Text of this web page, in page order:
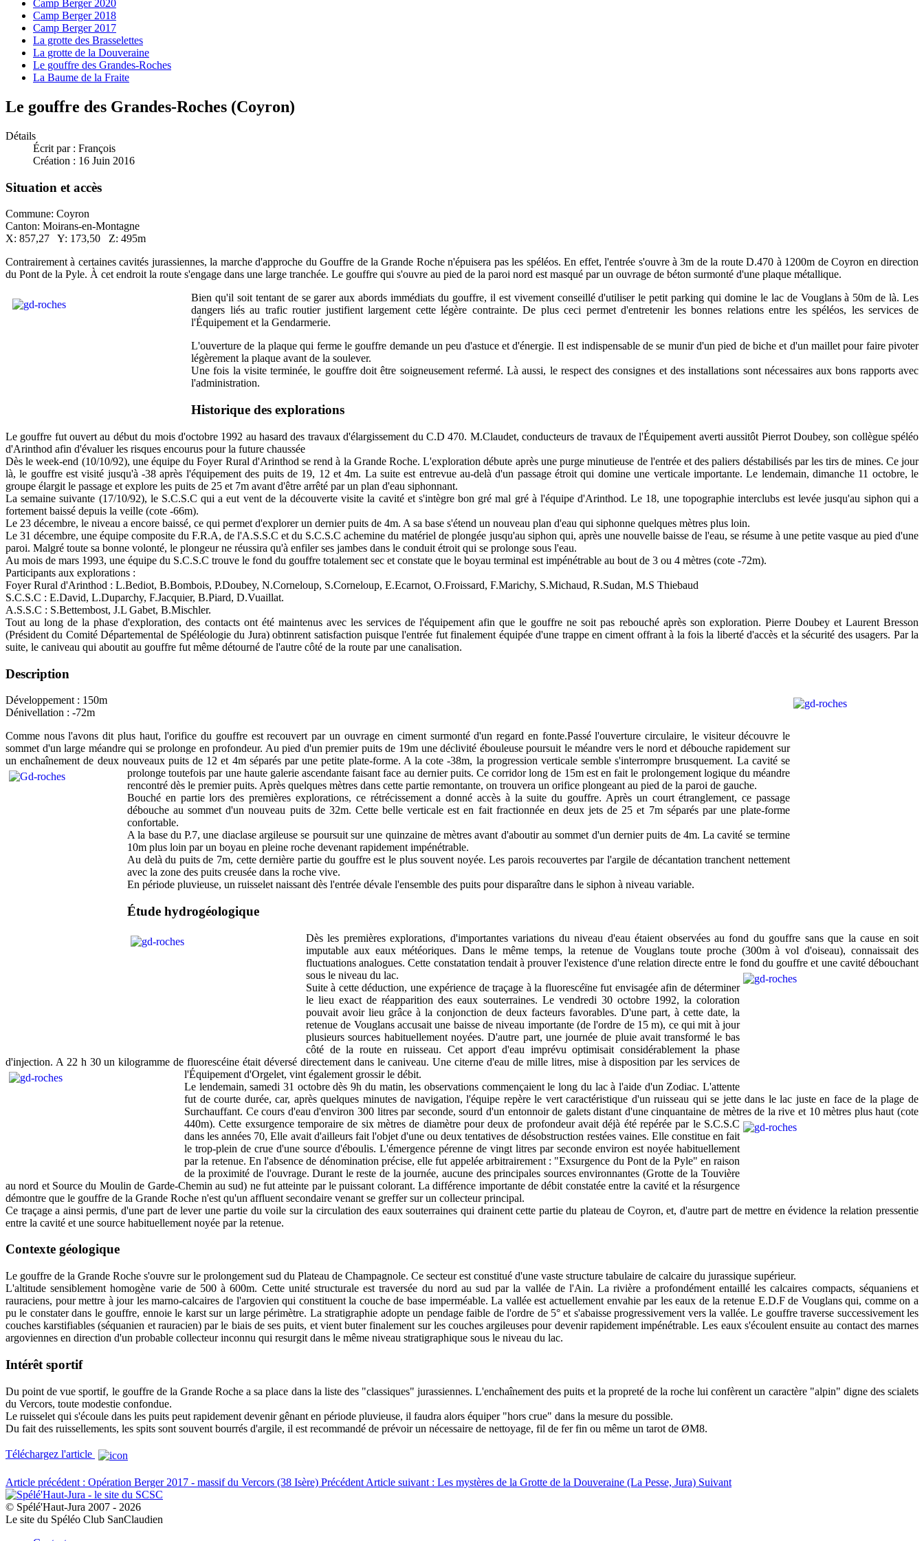
Camp Berger 2020
Camp Berger 2018
Camp Berger 2017
La grotte des Brasselettes
La grotte de la Douveraine
Le gouffre des Grandes-Roches
La Baume de la Fraite
Le gouffre des Grandes-Roches (Coyron)
Détails
Écrit par : François
Création : 16 Juin 2016
Situation et accès
Commune: Coyron
Canton: Moirans-en-Montagne
X: 857,27 Y: 173,50 Z: 495m
Contrairement à certaines cavités jurassiennes, la marche d'approche du Gouffre de la Grande Roche n'épuisera pas les spéléos. En effet, l'entrée s'ouvre à 3m de la route D.470 à 1200m de Coyron en direction
du Pont de la Pyle. À cet endroit la route s'engage dans une large tranchée. Le gouffre qui s'ouvre au pied de la paroi nord est masqué par un ouvrage de béton surmonté d'une plaque métallique.
Bien qu'il soit tentant de se garer aux abords immédiats du gouffre, il est vivement conseillé d'utiliser le petit parking qui domine le lac de Vouglans à 50m de là. Les
dangers liés au trafic routier justifient largement cette légère contrainte. De plus ceci permet d'entretenir les bonnes relations entre les spéléos, les services de
l'Équipement et la Gendarmerie.
L'ouverture de la plaque qui ferme le gouffre demande un peu d'astuce et d'énergie. Il est indispensable de se munir d'un pied de biche et d'un maillet pour faire pivoter
légèrement la plaque avant de la soulever.
Une fois la visite terminée, le gouffre doit être soigneusement refermé. Là aussi, le respect des consignes et des installations sont nécessaires aux bons rapports avec
l'administration.
Historique des explorations
Le gouffre fut ouvert au début du mois d'octobre 1992 au hasard des travaux d'élargissement du C.D 470. M.Claudet, conducteurs de travaux de l'Équipement averti aussitôt Pierrot Doubey, son collègue spéléo
d'Arinthod afin d'évaluer les risques encourus pour la future chaussée
Dès le week-end (10/10/92), une équipe du Foyer Rural d'Arinthod se rend à la Grande Roche. L'exploration débute après une purge minutieuse de l'entrée et des paliers déstabilisés par les tirs de mines. Ce jour
là, le gouffre est visité jusqu'à -38 après l'équipement des puits de 19, 12 et 4m. La suite est entrevue au-delà d'un passage étroit qui domine une verticale importante. Le lendemain, dimanche 11 octobre, le
groupe élargit le passage et explore les puits de 25 et 7m avant d'être arrêté par un plan d'eau siphonnant.
La semaine suivante (17/10/92), le S.C.S.C qui a eut vent de la découverte visite la cavité et s'intègre bon gré mal gré à l'équipe d'Arinthod. Le 18, une topographie interclubs est levée jusqu'au siphon qui a
fortement baissé depuis la veille (cote -66m).
Le 23 décembre, le niveau a encore baissé, ce qui permet d'explorer un dernier puits de 4m. A sa base s'étend un nouveau plan d'eau qui siphonne quelques mètres plus loin.
Le 31 décembre, une équipe composite du F.R.A, de l'A.S.S.C et du S.C.S.C achemine du matériel de plongée jusqu'au siphon qui, après une nouvelle baisse de l'eau, se résume à une petite vasque au pied d'une
paroi. Malgré toute sa bonne volonté, le plongeur ne réussira qu'à enfiler ses jambes dans le conduit étroit qui se prolonge sous l'eau.
Au mois de mars 1993, une équipe du S.C.S.C trouve le fond du gouffre totalement sec et constate que le boyau terminal est impénétrable au bout de 3 ou 4 mètres (cote -72m).
Participants aux explorations :
Foyer Rural d'Arinthod : L.Bediot, B.Bombois, P.Doubey, N.Corneloup, S.Corneloup, E.Ecarnot, O.Froissard, F.Marichy, S.Michaud, R.Sudan, M.S Thiebaud
S.C.S.C : E.David, L.Duparchy, F.Jacquier, B.Piard, D.Vuaillat.
A.S.S.C : S.Bettembost, J.L Gabet, B.Mischler.
Tout au long de la phase d'exploration, des contacts ont été maintenus avec les services de l'équipement afin que le gouffre ne soit pas rebouché après son exploration. Pierre Doubey et Laurent Bresson
(Président du Comité Départemental de Spéléologie du Jura) obtinrent satisfaction puisque l'entrée fut finalement équipée d'une trappe en ciment offrant à la fois la liberté d'accès et la sécurité des usagers. Par la
suite, le caniveau qui aboutit au gouffre fut même détourné de l'autre côté de la route par une canalisation.
Description
Développement : 150m
Dénivellation : -72m
Comme nous l'avons dit plus haut, l'orifice du gouffre est recouvert par un ouvrage en ciment surmonté d'un regard en fonte.Passé l'ouverture circulaire, le visiteur découvre le
sommet d'un large méandre qui se prolonge en profondeur. Au pied d'un premier puits de 19m une déclivité ébouleuse poursuit le méandre vers le nord et débouche rapidement sur
un enchaînement de deux nouveaux puits de 12 et 4m séparés par une petite plate-forme. A la cote -38m, la progression verticale semble s'interrompre brusquement. La cavité se
prolonge toutefois par une haute galerie ascendante faisant face au dernier puits. Ce corridor long de 15m est en fait le prolongement logique du méandre
rencontré dès le premier puits. Après quelques mètres dans cette partie remontante, on trouvera un orifice plongeant au pied de la paroi de gauche.
Bouché en partie lors des premières explorations, ce rétrécissement a donné accès à la suite du gouffre. Après un court étranglement, ce passage
débouche au sommet d'un nouveau puits de 32m. Cette belle verticale est en fait fractionnée en deux jets de 25 et 7m séparés par une plate-forme
confortable.
A la base du P.7, une diaclase argileuse se poursuit sur une quinzaine de mètres avant d'aboutir au sommet d'un dernier puits de 4m. La cavité se termine
10m plus loin par un boyau en pleine roche devenant rapidement impénétrable.
Au delà du puits de 7m, cette dernière partie du gouffre est le plus souvent noyée. Les parois recouvertes par l'argile de décantation tranchent nettement
avec la zone des puits creusée dans la roche vive.
En période pluvieuse, un ruisselet naissant dès l'entrée dévale l'ensemble des puits pour disparaître dans le siphon à niveau variable.
Étude hydrogéologique
Dès les premières explorations, d'importantes variations du niveau d'eau étaient observées au fond du gouffre sans que la cause en soit
imputable aux eaux météoriques. Dans le même temps, la retenue de Vouglans toute proche (300m à vol d'oiseau), connaissait des
fluctuations analogues. Cette constatation tendait à prouver l'existence d'une relation directe entre le fond du gouffre et une cavité débouchant
sous le niveau du lac.
Suite à cette déduction, une expérience de traçage à la fluorescéïne fut envisagée afin de déterminer
le lieu exact de réapparition des eaux souterraines. Le vendredi 30 octobre 1992, la coloration
pouvait avoir lieu grâce à la conjonction de deux facteurs favorables. D'une part, à cette date, la
retenue de Vouglans accusait une baisse de niveau importante (de l'ordre de 15 m), ce qui mit à jour
plusieurs sources habituellement noyées. D'autre part, une journée de pluie avait transformé le bas
côté de la route en ruisseau. Cet apport d'eau imprévu optimisait considérablement la phase
d'injection. A 22 h 30 un kilogramme de fluorescéine était déversé directement dans le caniveau. Une citerne d'eau de mille litres, mise à disposition par les services de
l'Équipement d'Orgelet, vint également grossir le débit.
Le lendemain, samedi 31 octobre dès 9h du matin, les observations commençaient le long du lac à l'aide d'un Zodiac. L'attente
fut de courte durée, car, après quelques minutes de navigation, l'équipe repère le vert caractéristique d'un ruisseau qui se jette dans le lac juste en face de la plage de
Surchauffant. Ce cours d'eau d'environ 300 litres par seconde, sourd d'un entonnoir de galets distant d'une cinquantaine de mètres de la rive et 10 mètres plus haut (cote
440m). Cette exsurgence temporaire de six mètres de diamètre pour deux de profondeur avait déjà été repérée par le S.C.S.C
dans les années 70, Elle avait d'ailleurs fait l'objet d'une ou deux tentatives de désobstruction restées vaines. Elle constitue en fait
le trop-plein de crue d'une source d'éboulis. L'émergence pérenne de vingt litres par seconde environ est noyée habituellement
par la retenue. En l'absence de dénomination précise, elle fut appelée arbitrairement : "Exsurgence du Pont de la Pyle" en raison
de la proximité de l'ouvrage. Durant le reste de la journée, aucune des principales sources environnantes (Grotte de la Touvière
au nord et Source du Moulin de Garde-Chemin au sud) ne fut atteinte par le puissant colorant. La différence importante de débit constatée entre la cavité et la résurgence
démontre que le gouffre de la Grande Roche n'est qu'un affluent secondaire venant se greffer sur un collecteur principal.
Ce traçage a ainsi permis, d'une part de lever une partie du voile sur la circulation des eaux souterraines qui drainent cette partie du plateau de Coyron, et, d'autre part de mettre en évidence la relation pressentie
entre la cavité et une source habituellement noyée par la retenue.
Contexte géologique
Le gouffre de la Grande Roche s'ouvre sur le prolongement sud du Plateau de Champagnole. Ce secteur est constitué d'une vaste structure tabulaire de calcaire du jurassique supérieur.
L'altitude sensiblement homogène varie de 500 à 600m. Cette unité structurale est traversée du nord au sud par la vallée de l'Ain. La rivière a profondément entaillé les calcaires compacts, séquaniens et
rauraciens, pour mettre à jour les marno-calcaires de l'argovien qui constituent la couche de base imperméable. La vallée est actuellement envahie par les eaux de la retenue E.D.F de Vouglans qui, comme on a
pu le constater dans le gouffre, ennoie le karst sur un large périmètre. La stratigraphie adopte un pendage faible de l'ordre de 5° et s'abaisse progressivement vers la vallée. Le gouffre traverse successivement les
couches karstifiables (séquanien et rauracien) par le biais de ses puits, et vient buter finalement sur les couches argileuses pour devenir rapidement impénétrable. Les eaux s'écoulent ensuite au contact des marnes
argoviennes en direction d'un probable collecteur inconnu qui resurgit dans le même niveau stratigraphique sous le niveau du lac.
Intérêt sportif
Du point de vue sportif, le gouffre de la Grande Roche a sa place dans la liste des "classiques" jurassiennes. L'enchaînement des puits et la propreté de la roche lui confèrent un caractère "alpin" digne des scialets
du Vercors, toute modestie confondue.
Le ruisselet qui s'écoule dans les puits peut rapidement devenir gênant en période pluvieuse, il faudra alors équiper "hors crue" dans la mesure du possible.
Du fait des ruissellements, les spits sont souvent bourrés d'argile, il est recommandé de prévoir un nécessaire de nettoyage, fil de fer fin ou même un tarot de ØM8.
Téléchargez l'article
Article précédent : Opération Berger 2017 - massif du Vercors (38 Isère) Précédent Article suivant : Les mystères de la Grotte de la Douveraine (La Pesse, Jura) Suivant
© Spélé'Haut-Jura 2007 - 2026
Le site du Spéléo Club SanClaudien